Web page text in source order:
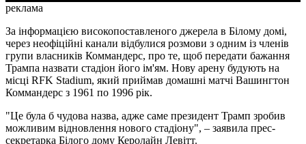
реклама
За інформацією високопоставленого джерела в Білому домі,
через неофіційні канали відбулися розмови з одним із членів
групи власників Коммандерс, про те, щоб передати бажання
Трампа назвати стадіон його ім'ям. Нову арену будують на
місці RFK Stadium, який приймав домашні матчі Вашингтон
Коммандерс з 1961 по 1996 рік.
"Це була б чудова назва, адже саме президент Трамп зробив
можливим відновлення нового стадіону", – заявила прес-
секретарка Білого дому Керолайн Левітт.